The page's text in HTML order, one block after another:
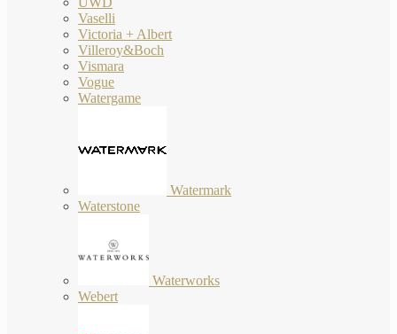
Vaselli
Victoria + Albert
Villeroy&Boch
Vismara
Vogue
Watergame
Watermark
Waterstone
Waterworks
Webert